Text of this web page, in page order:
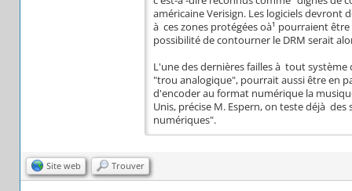
américaine Verisign. Les logiciels
à ces zones protégées oà¹ pourraient
possibilité de contourner le DRM serait
L'une des dernières failles à tout
"trou analogique", pourrait aussi être en
d'encoder au format numérique la
Unis, précise M. Espern, on teste déjà
numériques".
Site web Trouver